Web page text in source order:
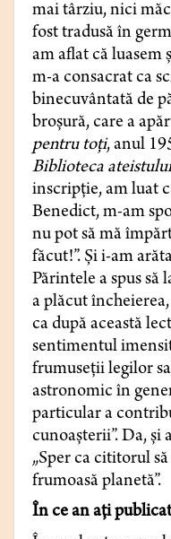
mai târziu, nici
fost tradusă în
am aflat că luasem
m-a consacrat ca
binecuvântată de
broşură, care a
pentru toţi, anul
Biblioteca ateistului
inscripţie, am luat
Benedict, m-am
nu pot să mă
făcut!”. Şi i-am
Părintele a spus să
a plăcut
ca după această
sentimentul
frumuseţii legilor
astronomic în
particular a
cunoaşterii”. Da, şi
„Sper ca cititorul
frumoasă planetă”.
În ce an aţi